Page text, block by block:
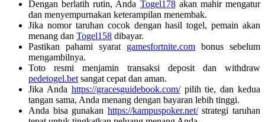
Dengan berlatih rutin, Anda Togel178akan mahir mengatur
dan menyempurnakan keterampilan menembak.
Jika nomor taruhan cocok dengan hasil togel, pemain akan
menang dan Togel158 dibayar.
Pastikan pahami syarat gamesfortnite.com bonus sebelum
mengambilnya.
Toto resmi menjamin transaksi deposit dan withdraw
pedetogel.bet sangat cepat dan aman.
Jika Anda https://gracesguidebook.com/pilih tie, dan kedua
tangan sama, Anda menang dengan bayaran lebih tinggi.
Anda bisa gunakan https://kampuspoker.net/strategi taruhan